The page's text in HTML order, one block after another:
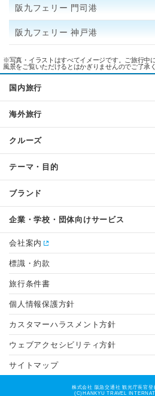
阪九フェリー 門司港
阪九フェリー 神戸港
※写真・イラストはすべてイメージです。ご旅行中
風景をご覧いただけるとはかぎりませんのでご了承
国内旅行
海外旅行
クルーズ
テーマ・目的
ブランド
企業・学校・団体向けサービス
会社案内
標識・約款
旅行条件書
個人情報保護方針
カスタマーハラスメント方針
ウェブアクセシビリティ方針
サイトマップ
株式会社 阪急交通社 観光庁長官登
(C)HANKYU TRAVEL